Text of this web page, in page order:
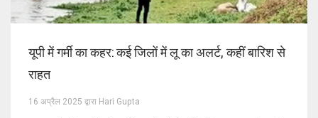
यूपी में गर्मी का कहर: कई जिलों में लू का अलर्ट, कहीं बारिश से
राहत
16 अप्रैल 2025 द्वारा Hari Gupta